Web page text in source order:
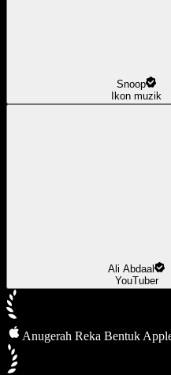
Snoop
Ikon muzik
Ali Abdaal
YouTuber
Anugerah Reka Bentuk